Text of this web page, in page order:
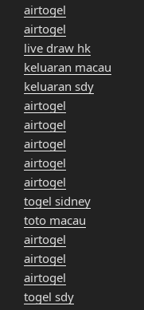
airtogel
airtogel
live draw hk
keluaran macau
keluaran sdy
airtogel
airtogel
airtogel
airtogel
airtogel
togel sidney
toto macau
airtogel
airtogel
airtogel
togel sdy